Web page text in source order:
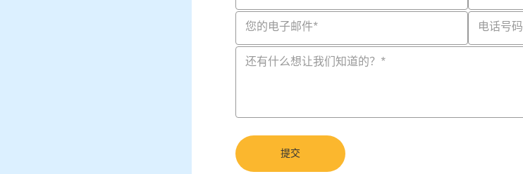
您的电子邮件* 电话号码
还有什么想让我们知道的？ *
提交